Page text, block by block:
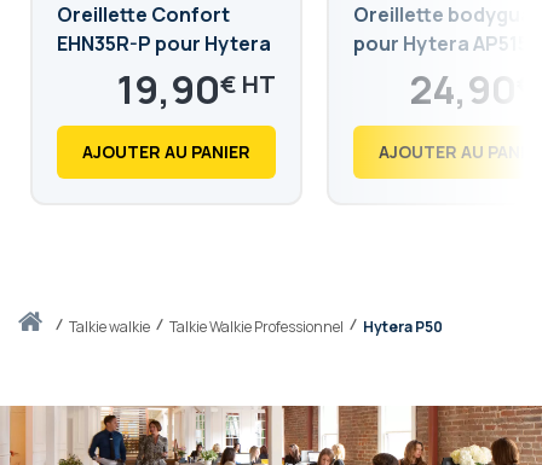
Accueiltalkie walkie Talkie Walkie Professionnel Hytera P50
Oreillette Confort
EHN35R-P pour Hytera
AP515, AP525,AP585,
BP515 et BP565 - VOX
et PTT
19,90€
23,88
AJOUTER AU PANIER
Oreillette
pour Hytera AP515,
AP525, AP585 et
BP565, P50 et P50
24,90
29,88
AJOUTER AU